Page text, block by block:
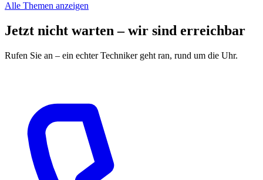
Alle Themen anzeigen
Jetzt nicht warten – wir sind erreichbar
Rufen Sie an – ein echter Techniker geht ran, rund um die Uhr.